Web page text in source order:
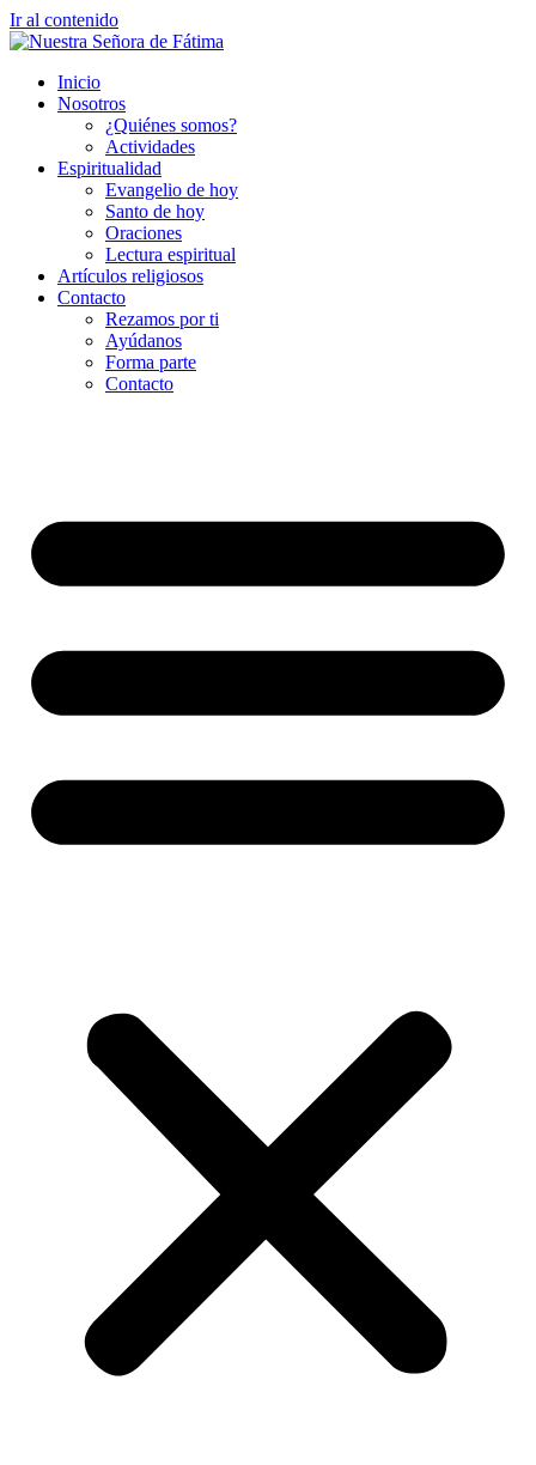
Ir al contenido
Inicio
Nosotros
¿Quiénes somos?
Actividades
Espiritualidad
Evangelio de hoy
Santo de hoy
Oraciones
Lectura espiritual
Artículos religiosos
Contacto
Rezamos por ti
Ayúdanos
Forma parte
Contacto